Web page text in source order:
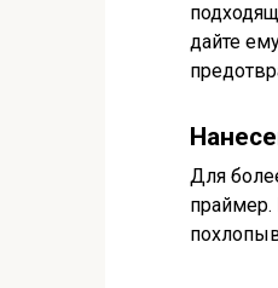
дайте
Для
праймер.